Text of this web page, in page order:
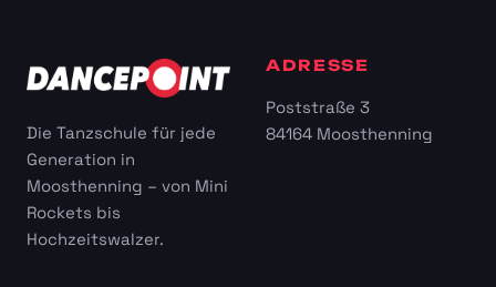
Die Tanzschule für jede
Generation in
Moosthenning – von Mini
Rockets bis
Hochzeitswalzer.
ADRESSE
Poststraße 3
84164 Moosthenning